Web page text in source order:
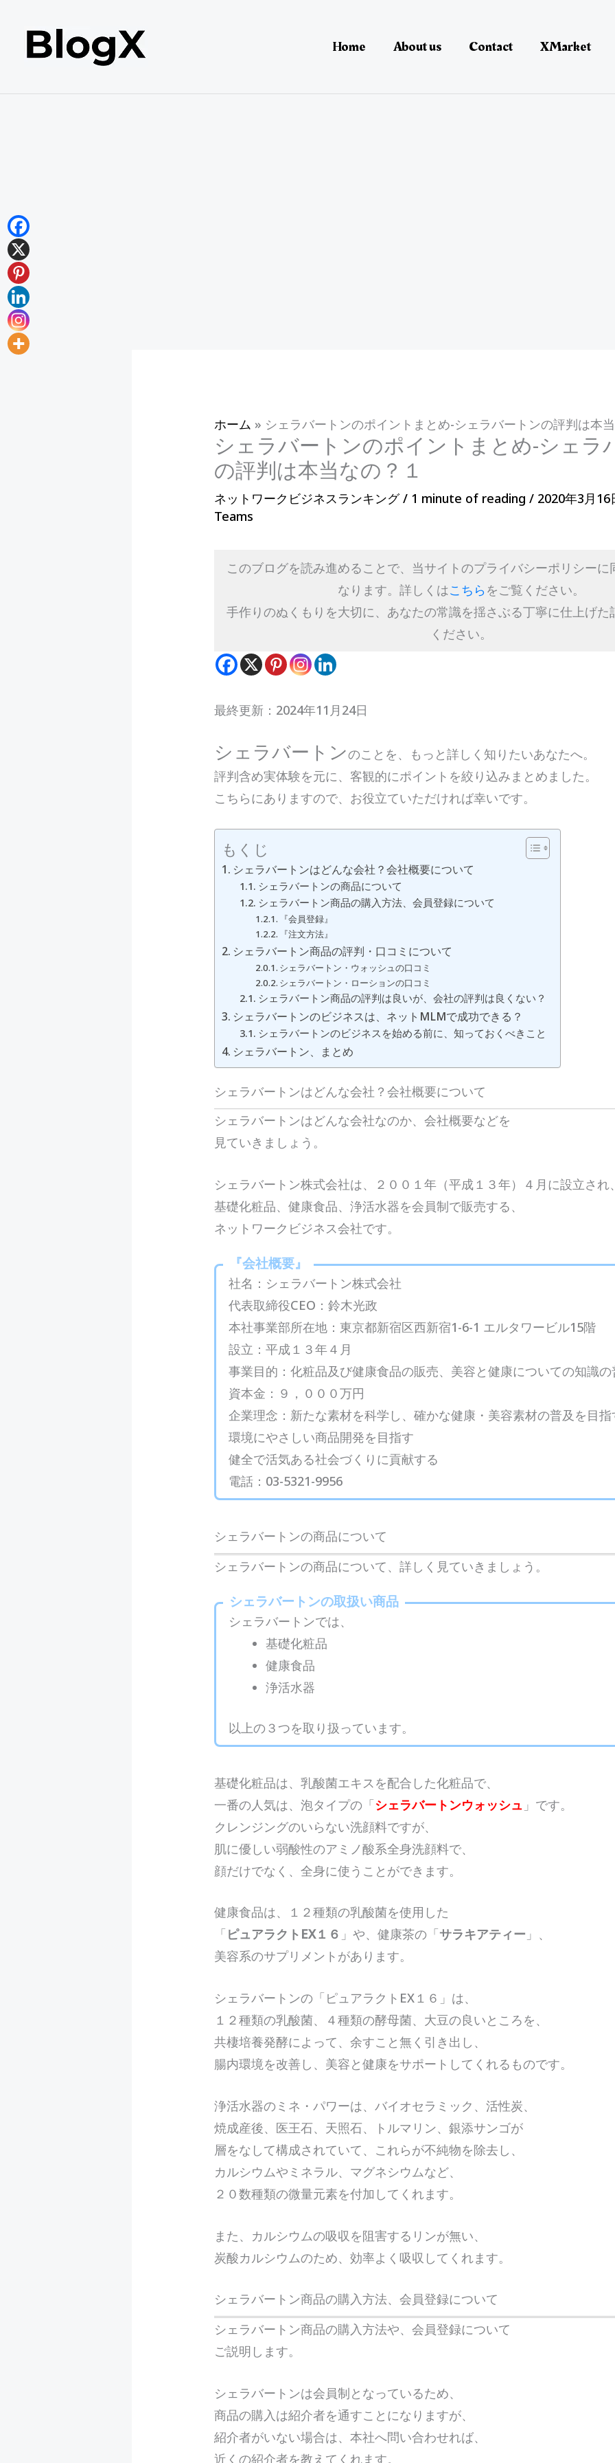
キ
Home About us Contact XMarket
ホーム » シェラバートンのポイントまとめ-シェラバートンの評判は本
シェラバートンのポイントまとめ-シェラ
の評判は本当なの？１
ネットワークビジネスランキング/ 1 minute of reading / 2020年3月
Teams
このブログを読み進めることで、当サイトのプライバシーポリシーに
なります。詳しくはこちら をご覧ください。
手作りのぬくもりを大切に、あなたの常識を揺さぶる丁寧に仕上げた
ください。
最終更新：2024年11月24日
シェラバートンのことを、もっと詳しく知りたいあなたへ。
評判含め実体験を元に、客観的にポイントを絞り込みまとめました。
こちらにありますので、お役立ていただければ幸いです。
もくじ
シェラバートンはどんな会社？会社概要について
シェラバートンの商品について
シェラバートン商品の購入方法、会員登録について
『会員登録』
『注文方法』
シェラバートン商品の評判・口コミについて
シェラバートン・ウォッシュの口コミ
シェラバートン・ローションの口コミ
シェラバートン商品の評判は良いが、会社の評判は良くない？
シェラバートンのビジネスは、ネットMLMで成功できる？
シェラバートンのビジネスを始める前に、知っておくべきこと
シェラバートン、まとめ
シェラバートンはどんな会社？会社概要について
シェラバートンはどんな会社なのか、会社概要などを
見ていきましょう。
シェラバートン株式会社は、２００１年（平成１３年）４月に設立され
基礎化粧品、健康食品、浄活水器を会員制で販売する、
ネットワークビジネス会社です。
『会社概要』
社名：シェラバートン株式会社
代表取締役CEO：鈴木光政
本社事業部所在地：東京都新宿区西新宿1-6-1 エルタワービル15階
設立：平成１３年４月
事業目的：化粧品及び健康食品の販売、美容と健康についての知識の
資本金：９，０００万円
企業理念：新たな素材を科学し、確かな健康・美容素材の普及を目指
環境にやさしい商品開発を目指す
健全で活気ある社会づくりに貢献する
電話：03-5321-9956
シェラバートンの商品について
シェラバートンの商品について、詳しく見ていきましょう。
シェラバートンの取扱い商品
シェラバートンでは、
基礎化粧品
健康食品
浄活水器
以上の３つを取り扱っています。
基礎化粧品は、乳酸菌エキスを配合した化粧品で、
一番の人気は、泡タイプの「シェラバートンウォッシュ 」です。
クレンジングのいらない洗顔料ですが、
肌に優しい弱酸性のアミノ酸系全身洗顔料で、
顔だけでなく、全身に使うことができます。
健康食品は、１２種類の乳酸菌を使用した
「 ピュアラクトEX１６ 」や、健康茶の「サラキアティー 」、
美容系のサプリメントがあります。
シェラバートンの「ピュアラクトEX１６」は、
１２種類の乳酸菌、４種類の酵母菌、大豆の良いところを、
共棲培養発酵によって、余すこと無く引き出し、
腸内環境を改善し、美容と健康をサポートしてくれるものです。
浄活水器のミネ・パワーは、バイオセラミック、活性炭、
焼成産後、医王石、天照石、トルマリン、銀添サンゴが
層をなして構成されていて、これらが不純物を除去し、
カルシウムやミネラル、マグネシウムなど、
２０数種類の微量元素を付加してくれます。
また、カルシウムの吸収を阻害するリンが無い、
炭酸カルシウムのため、効率よく吸収してくれます。
シェラバートン商品の購入方法、会員登録について
シェラバートン商品の購入方法や、会員登録について
ご説明します。
シェラバートンは会員制となっているため、
商品の購入は紹介者を通すことになりますが、
紹介者がいない場合は、本社へ問い合わせれば、
近くの紹介者を教えてくれます。